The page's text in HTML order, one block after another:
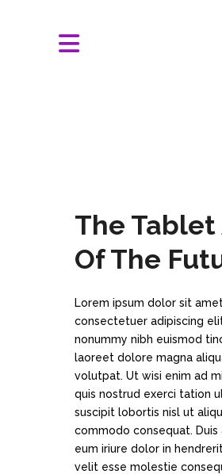
The Tablet
Of The
Lorem ipsum dolor sit
consectetuer adipiscing
nonummy nibh euismod
laoreet dolore magna
volutpat. Ut wisi enim ad
quis nostrud exerci tation
suscipit lobortis nisl ut
commodo consequat.
eum iriure dolor in
velit esse molestie